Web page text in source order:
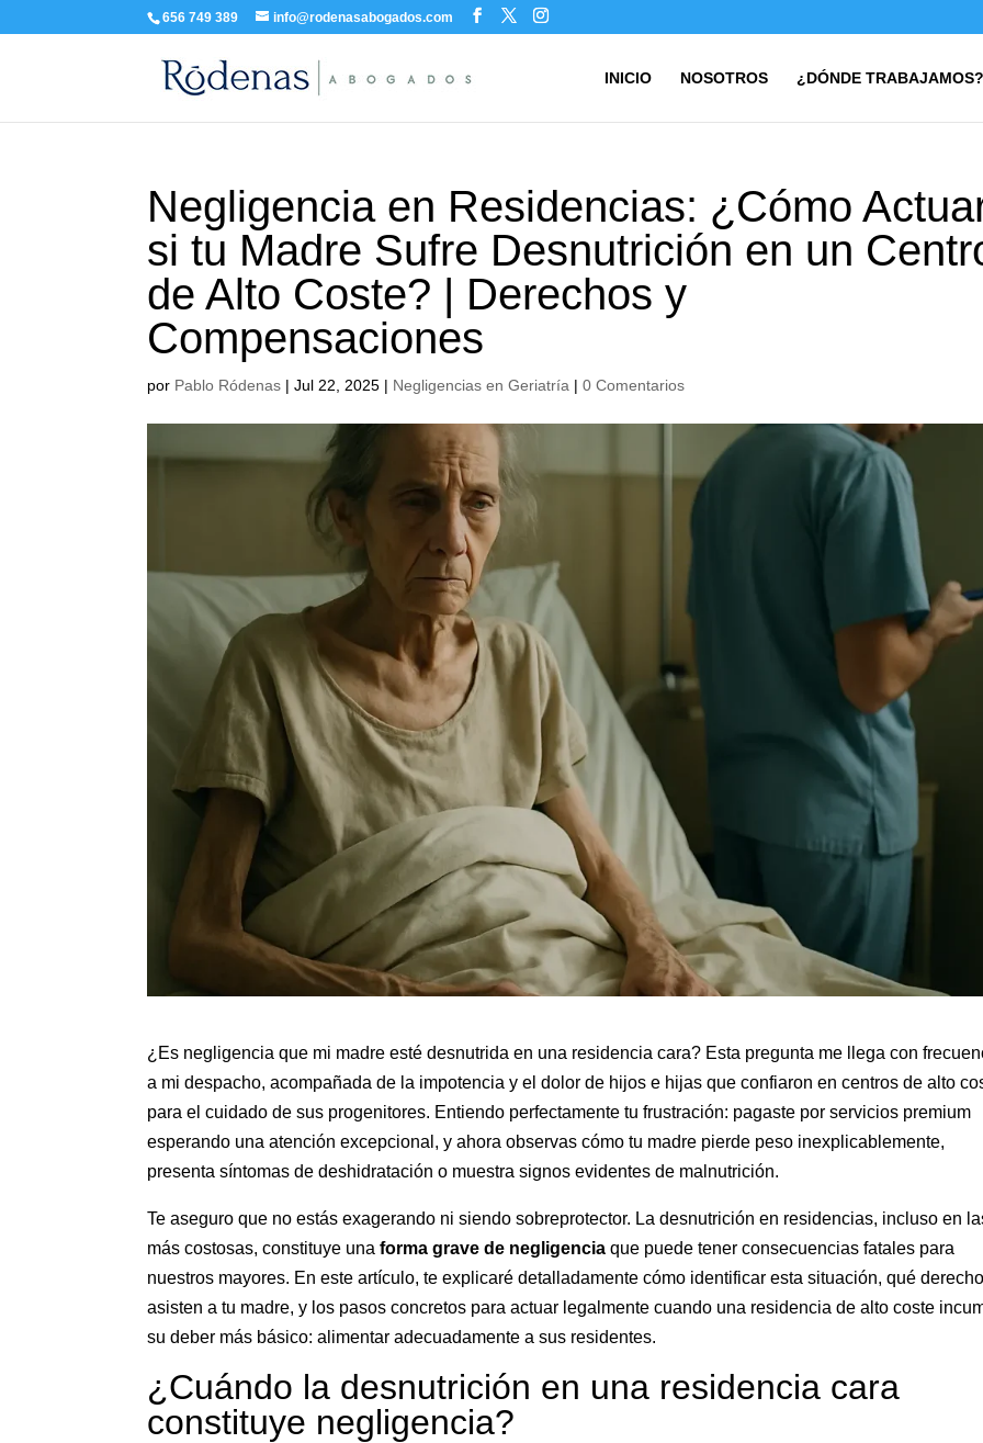
656 749 389 info@rodenasabogados.com
INICIO NOSOTROS ¿DÓNDE TRABAJAMOS?
Negligencia en Residencias: ¿Cómo
si tu Madre Sufre Desnutrición en un
de Alto Coste? | Derechos y
Compensaciones
por Pablo Ródenas |Jul 22, 2025 | Negligencias en Geriatría |0 Comentarios
¿Es negligencia que mi madre esté desnutrida en una residencia cara? Esta pregunta me llega con
a mi despacho, acompañada de la impotencia y el dolor de hijos e hijas que confiaron en centros de alto
para el cuidado de sus progenitores. Entiendo perfectamente tu frustración: pagaste por servicios premium
esperando una atención excepcional, y ahora observas cómo tu madre pierde peso inexplicablemente,
presenta síntomas de deshidratación o muestra signos evidentes de malnutrición.
Te aseguro que no estás exagerando ni siendo sobreprotector. La desnutrición en residencias, incluso en
más costosas, constituye unaforma grave de negligencia que puede tener consecuencias fatales para
nuestros mayores. En este artículo, te explicaré detalladamente cómo identificar esta situación, qué
asisten a tu madre, y los pasos concretos para actuar legalmente cuando una residencia de alto coste
su deber más básico: alimentar adecuadamente a sus residentes.
¿Cuándo la desnutrición en una residencia cara
constituye negligencia?